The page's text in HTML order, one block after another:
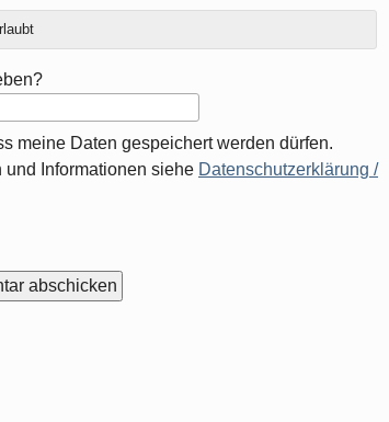
meine Daten gespeichert werden dürfen.
Informationen siehe Datenschutzerklärung /